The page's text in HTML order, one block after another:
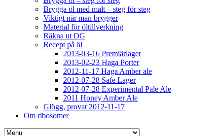
Brygga öl med malt – steg för steg
Viktigt när man brygger
Material för öltillverkning
Räkna ut OG
Recept på öl
2013-03-16 Premiärlager
2013-02-23 Haga Porter
2012-11-17 Haga Amber ale
2012-07-28 Safe Lager
2012-07-28 Experimental Pale Ale
2011 Honey Amber Ale
Glögg, provat 2012-11-17
Om ribosomer